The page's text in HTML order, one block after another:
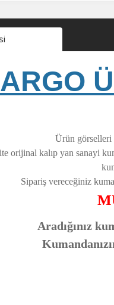
Ürün görselleri
orijinal kalıp yan sanayi
Sipariş vereceğiniz
Aradığınız